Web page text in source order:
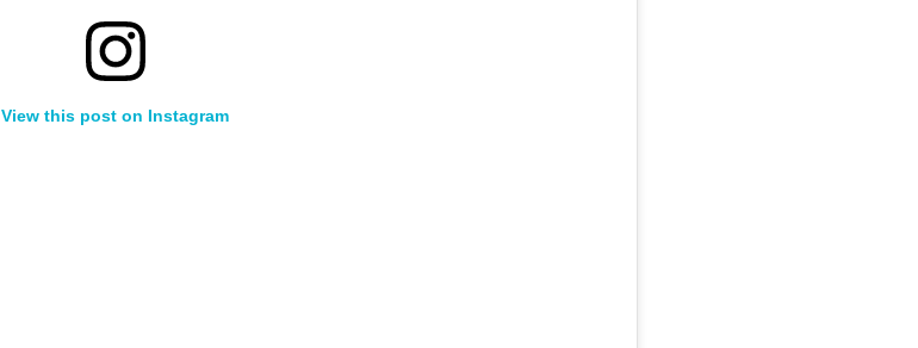
View this post on Instagram